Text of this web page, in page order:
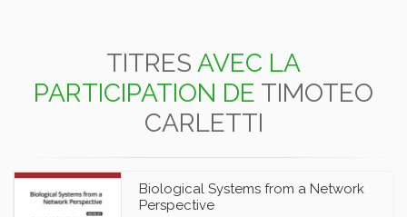
TITRES AVEC LA
PARTICIPATION DE TIMOTEO
CARLETTI
Biological Systems from a Network
Perspective